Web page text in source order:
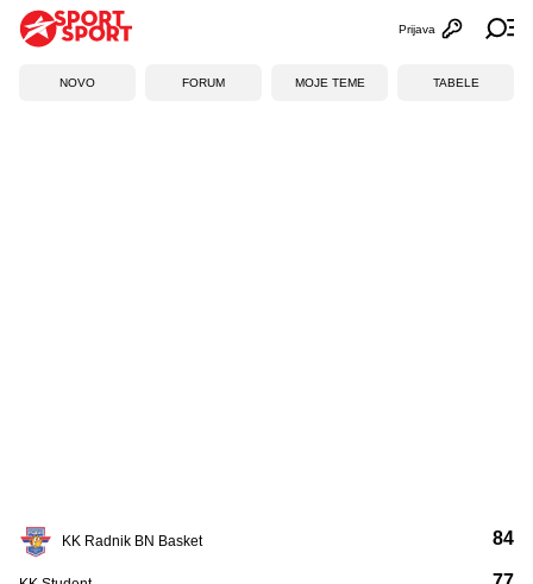
Otvori
Prijava
NOVO FORUM MOJE TEME TABELE
KK Radnik BN Basket 84